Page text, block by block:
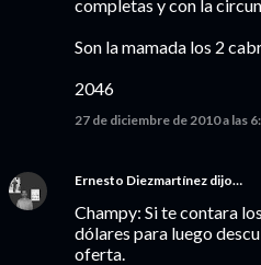
completas y con la
Son la mamada los 2
2046
27 de diciembre de 2010 a las
Ernesto Diezmartínez dijo…
Champy: Si te contara
dólares para luego
oferta.